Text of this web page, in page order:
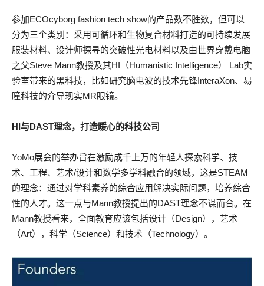
参加ECOcyborg fashion tech show的产品数不胜数，但可以
分为三个类别：采用可循环和生物复合材料打造的可持续发展
服装材料、设计师探寻的突破性光电材料以及由世界穿戴电脑
之父Steve Mann教授及其HI（Humanistic Intelligence） Lab实
验室带来的黑科技，比如研究脑电波的技术先锋InteraXon、易
瞳科技的介导现实MR眼镜。
HI与DAST理念，打造暖心的科技公司
YoMo展会的举办旨在激励成千上万的年轻人探索科学、技
术、工程、艺术/设计和数学多学科融合的领域，这是STEAM
的理念：通过对学科素养的综合应用解决实际问题，培养综合
性的人才。这一点与Mann教授提出的DAST理念不谋而合。在
Mann教授看来，全面教育应该包括设计（Design），艺术
（Art），科学（Science）和技术（Technology）。